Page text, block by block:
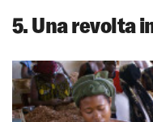
5. Una revolta